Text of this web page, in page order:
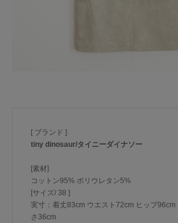
[ ブランド ]
tiny dinosaur/タイニーダイナソー
[素材]
コットン95% ポリウレタン5%
[サイズ/ 38 ]
実寸：着丈83cm ウエスト72cm ヒップ96cm
さ36cm